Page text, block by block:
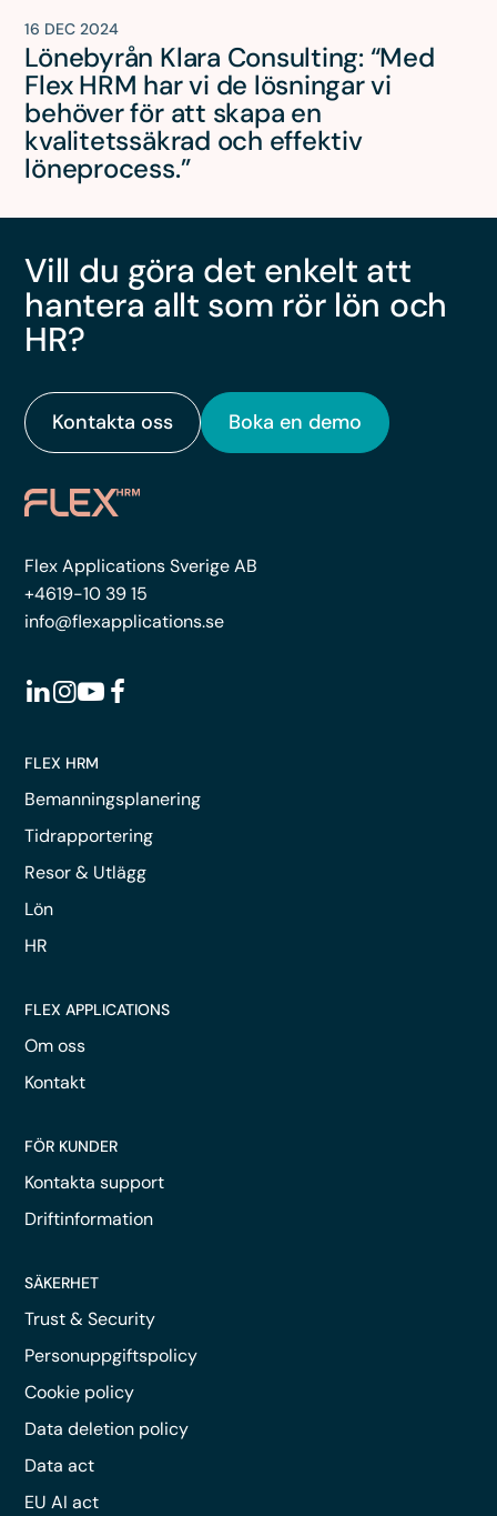
16 DEC 2024
Lönebyrån Klara Consulting: “Med
Flex HRM har vi de lösningar vi
behöver för att skapa en
kvalitetssäkrad och effektiv
löneprocess.”
Vill du göra det enkelt att
hantera allt som rör lön och
HR?
Kontakta oss Boka en demo
Flex Applications Sverige AB
+4619-10 39 15
info@flexapplications.se
FLEX HRM
Bemanningsplanering
Tidrapportering
Resor & Utlägg
Lön
HR
FLEX APPLICATIONS
Om oss
Kontakt
FÖR KUNDER
Kontakta support
Driftinformation
SÄKERHET
Trust & Security
Personuppgiftspolicy
Cookie policy
Data deletion policy
Data act
EU AI act